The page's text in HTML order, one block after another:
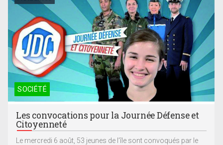
SOCIÉTÉ
Les convocations pour la Journée Défense et
Citoyenneté
Le mercredi 6 août, 53 jeunes de l’île sont convoqués par le